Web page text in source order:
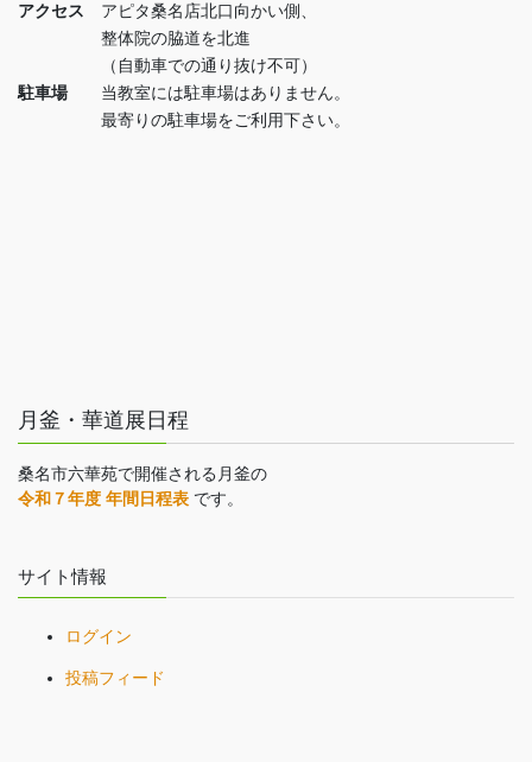
アクセス アピタ桑名店北口向かい側、
整体院の脇道を北進
（自動車での通り抜け不可）
駐車場
当教室には駐車場はありません。
最寄りの駐車場をご利用下さい。
月釜・華道展日程
桑名市六華苑で開催される月釜の
令和７年度 年間日程表 です。
サイト情報
ログイン
投稿フィード